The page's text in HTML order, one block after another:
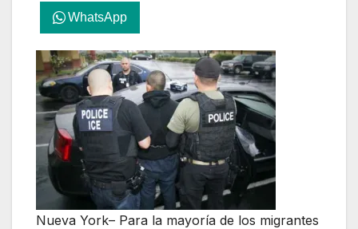
WhatsApp
Nueva York– Para la mayoría de los migrantes